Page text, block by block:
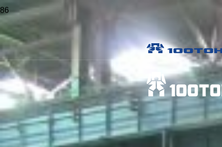
оборудования к месту монтажа
Как осуществляется транспортировка
оборудования к месту монтажа
Опубликовано 23 Сен 2022